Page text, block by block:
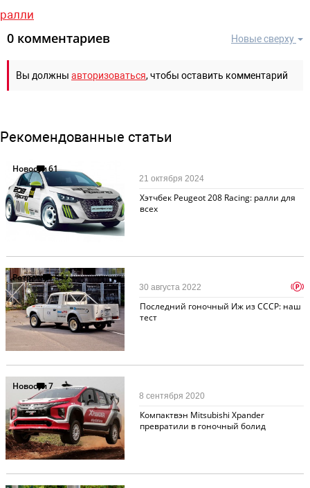
ралли
Новые сверху
0 комментариев
Вы должны авторизоваться, чтобы оставить комментарий
Рекомендованные статьи
Новости61
Хэтчбек Peugeot 208 Racing: ралли для
всех
21 октября 2024
Ретротест54
Последний гоночный Иж из СССР: наш
тест
30 августа 2022 p
Новости7
Компактвэн Mitsubishi Xpander
превратили в гоночный болид
8 сентября 2020